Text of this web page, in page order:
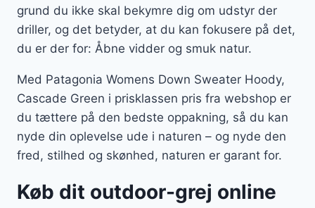
grund du ikke skal bekymre dig om udstyr der
driller, og det betyder, at du kan fokusere på det,
du er der for: Åbne vidder og smuk natur.
Med Patagonia Womens Down Sweater Hoody,
Cascade Green i prisklassen pris fra webshop er
du tættere på den bedste oppakning, så du kan
nyde din oplevelse ude i naturen – og nyde den
fred, stilhed og skønhed, naturen er garant for.
Køb dit outdoor-grej online